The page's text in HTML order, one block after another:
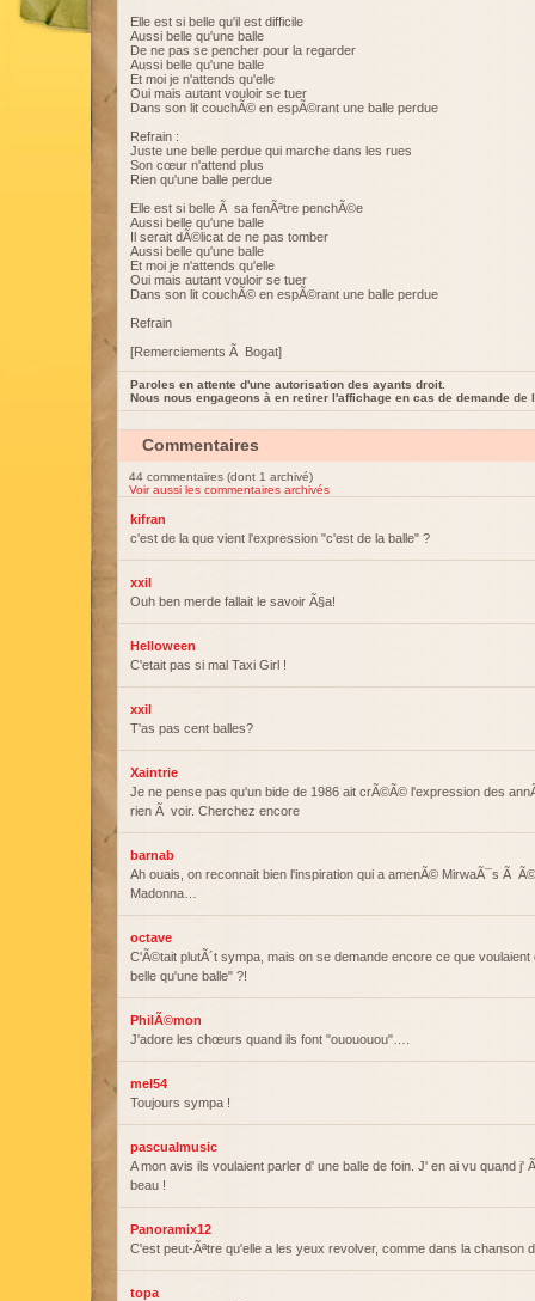
Elle est si belle qu'il est difficile
Aussi belle qu'une balle
De ne pas se pencher pour la regarder
Aussi belle qu'une balle
Et moi je n'attends qu'elle
Oui mais autant vouloir se tuer
Dans son lit couchÃ© en espÃ©rant une balle perdue
Refrain :
Juste une belle perdue qui marche dans les rues
Son cœur n'attend plus
Rien qu'une balle perdue
Elle est si belle Ã sa fenÃªtre penchÃ©e
Aussi belle qu'une balle
Il serait dÃ©licat de ne pas tomber
Aussi belle qu'une balle
Et moi je n'attends qu'elle
Oui mais autant vouloir se tuer
Dans son lit couchÃ© en espÃ©rant une balle perdue
Refrain
[Remerciements Ã Bogat]
Paroles en attente d'une autorisation des ayants droit.
Nous nous engageons à en retirer l'affichage en cas de demande de
Commentaires
44 commentaires (dont 1 archivé)
Voir aussi les commentaires archivés
kifran
c'est de la que vient l'expression "c'est de la balle" ?
xxil
Ouh ben merde fallait le savoir Ã§a!
Helloween
C'etait pas si mal Taxi Girl !
xxil
T'as pas cent balles?
Xaintrie
Je ne pense pas qu'un bide de 1986 ait crÃ©Ã© l'expression des
rien Ã voir. Cherchez encore
barnab
Ah ouais, on reconnait bien l'inspiration qui a amenÃ© MirwaÃ¯s Ã
Madonna…
octave
C'Ã©tait plutÃ´t sympa, mais on se demande encore ce que
belle qu'une balle" ?!
PhilÃ©mon
J'adore les chœurs quand ils font "ouououou"….
mel54
Toujours sympa !
pascualmusic
A mon avis ils voulaient parler d' une balle de foin. J' en ai vu quand j'
beau !
Panoramix12
C'est peut-Ãªtre qu'elle a les yeux revolver, comme dans la chanson
topa